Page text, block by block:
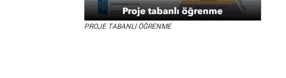
PROJE TABANLI ÖĞRENME